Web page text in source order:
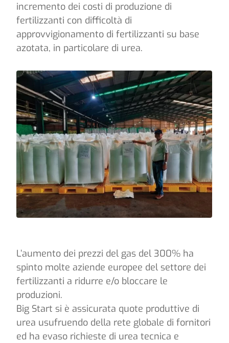
incremento dei costi di produzione di
fertilizzanti con difficoltà di
approvvigionamento di fertilizzanti su base
azotata, in particolare di urea.
L’aumento dei prezzi del gas del 300% ha
spinto molte aziende europee del settore dei
fertilizzanti a ridurre e/o bloccare le
produzioni.
Big Start si è assicurata quote produttive di
urea usufruendo della rete globale di fornitori
ed ha evaso richieste di urea tecnica e